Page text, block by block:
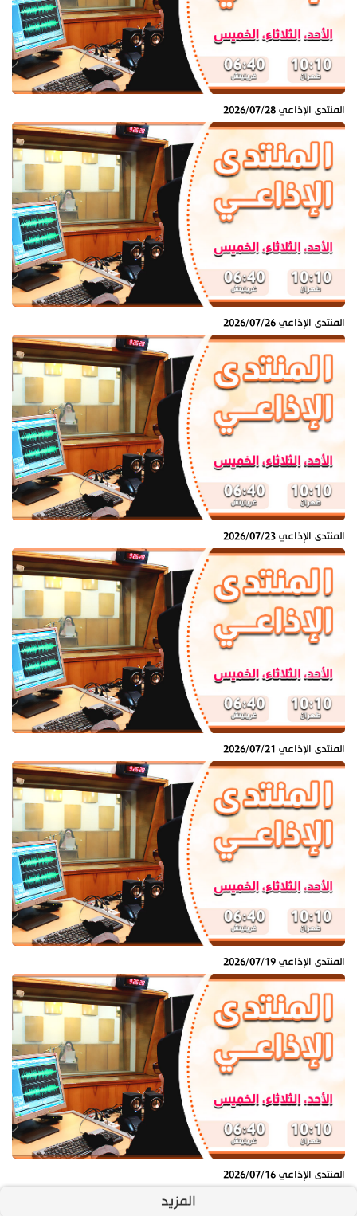
المنتدى الإذاعي 2026/07/28
المنتدى الإذاعي 2026/07/26
المنتدى الإذاعي 2026/07/23
المنتدى الإذاعي 2026/07/21
المنتدى الإذاعي 2026/07/19
المنتدى الإذاعي 2026/07/16
المزيد